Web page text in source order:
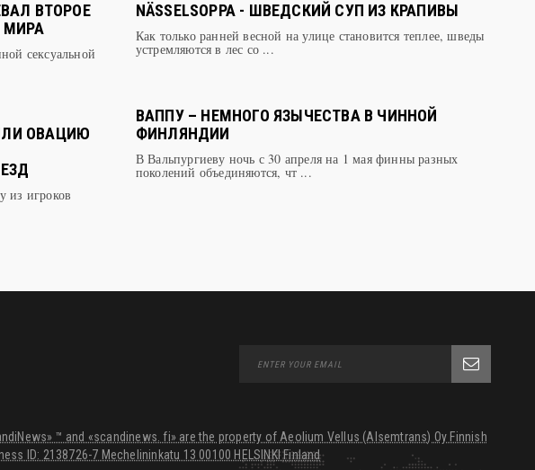
ВТОРОЕ
МИРА
сексуальной
ОВАЦИЮ
из игроков
NÄSSELSOPPA - ШВЕДСКИЙ СУП ИЗ КРАПИВЫ
Как только ранней весной на улице становится теплее, шведы
устремляются в лес со ...
ВАППУ – НЕМНОГО ЯЗЫЧЕСТВА В ЧИННОЙ
ФИНЛЯНДИИ
В Вальпургиеву ночь с 30 апреля на 1 мая финны разных
поколений объединяются, чт ...
™ and «scandinews. fi» are the property of Aeolium Vellus (Alsemtrans) Oy Finnish
ID: 2138726-7 Mechelininkatu 13 00100 HELSINKI Finland